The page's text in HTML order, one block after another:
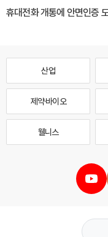
휴대전화 개통에 안면인증
산업
제약·바이오
웰니스